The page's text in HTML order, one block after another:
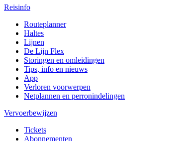
Reisinfo
Routeplanner
Haltes
Lijnen
De Lijn Flex
Storingen en omleidingen
Tips, info en nieuws
App
Verloren voorwerpen
Netplannen en perronindelingen
Vervoerbewijzen
Tickets
Abonnementen